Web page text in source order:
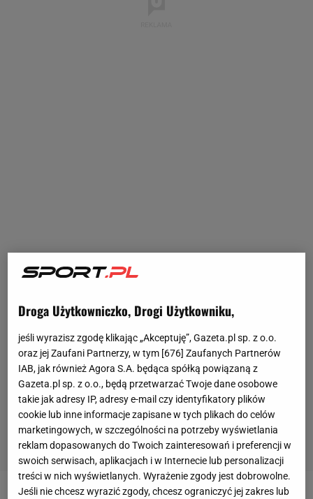
Droga Użytkowniczko, Drogi Użytkowniku,
jeśli wyrazisz zgodę klikając „Akceptuję”, Gazeta.pl sp. z o.o.
oraz jej Zaufani Partnerzy, w tym [676] Zaufanych Partnerów
IAB, jak również Agora S.A. będąca spółką powiązaną z
Gazeta.pl sp. z o.o., będą przetwarzać Twoje dane osobowe
takie jak adresy IP, adresy e-mail czy identyfikatory plików
cookie lub inne informacje zapisane w tych plikach do celów
marketingowych, w szczególności na potrzeby wyświetlania
reklam dopasowanych do Twoich zainteresowań i preferencji w
swoich serwisach, aplikacjach i w Internecie lub personalizacji
treści w nich wyświetlanych. Wyrażenie zgody jest dobrowolne.
Jeśli nie chcesz wyrazić zgody, chcesz ograniczyć jej zakres lub